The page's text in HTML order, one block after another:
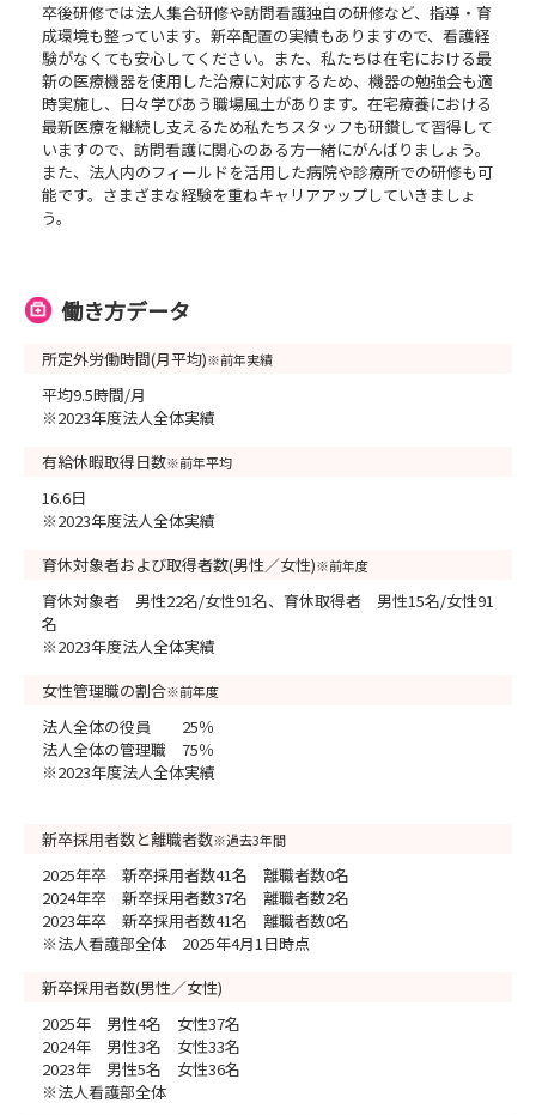
卒後研修では法人集合研修や訪問看護独自の研修など、指導・育
成環境も整っています。新卒配置の実績もありますので、看護経
験がなくても安心してください。また、私たちは在宅における最
新の医療機器を使用した治療に対応するため、機器の勉強会も適
時実施し、日々学びあう職場風土があります。在宅療養における
最新医療を継続し支えるため私たちスタッフも研鑚して習得して
いますので、訪問看護に関心のある方一緒にがんばりましょう。
また、法人内のフィールドを活用した病院や診療所での研修も可
能です。さまざまな経験を重ねキャリアアップしていきましょ
う。
働き方データ
所定外労働時間(月平均)※前年実績
平均9.5時間/月
※2023年度法人全体実績
有給休暇取得日数※前年平均
16.6日
※2023年度法人全体実績
育休対象者および取得者数(男性／女性)※前年度
育休対象者 男性22名/女性91名、育休取得者 男性15名/女性91
名
※2023年度法人全体実績
女性管理職の割合※前年度
法人全体の役員 25％
法人全体の管理職 75％
※2023年度法人全体実績
新卒採用者数と離職者数※過去3年間
2025年卒 新卒採用者数41名 離職者数0名
2024年卒 新卒採用者数37名 離職者数2名
2023年卒 新卒採用者数41名 離職者数0名
※法人看護部全体 2025年4月1日時点
新卒採用者数(男性／女性)
2025年 男性4名 女性37名
2024年 男性3名 女性33名
2023年 男性5名 女性36名
※法人看護部全体